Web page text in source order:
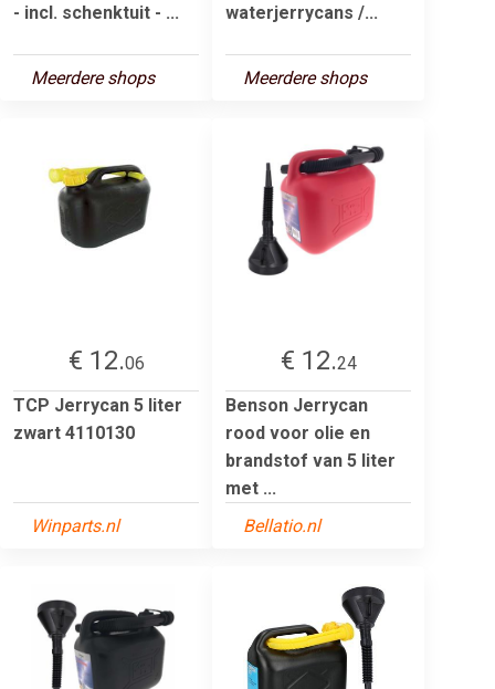
- incl. schenktuit - ...
Meerdere shops
waterjerrycans /...
Meerdere shops
€ 12.06
TCP Jerrycan 5 liter
zwart 4110130
Winparts.nl
€ 12.24
Benson Jerrycan
rood voor olie en
brandstof van 5 liter
met ...
Bellatio.nl